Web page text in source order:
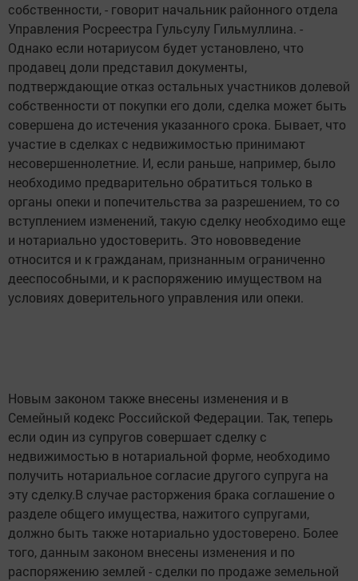
собственности, - говорит начальник районного отдела
Управления Росреестра Гульсулу Гильмуллина. -
Однако если нотариусом будет установлено, что
продавец доли представил документы,
подтверждающие отказ остальных участников долевой
собственности от покупки его доли, сделка может быть
совершена до истечения указанного срока. Бывает, что
участие в сделках с недвижимостью принимают
несовершеннолетние. И, если раньше, например, было
необходимо предварительно обратиться только в
органы опеки и попечительства за разрешением, то со
вступлением изменений, такую сделку необходимо еще
и нотариально удостоверить. Это нововведение
относится и к гражданам, признанным ограниченно
дееспособными, и к распоряжению имуществом на
условиях доверительного управления или опеки.
Новым законом также внесены изменения и в
Семейный кодекс Российской Федерации. Так, теперь
если один из супругов совершает сделку с
недвижимостью в нотариальной форме, необходимо
получить нотариальное согласие другого супруга на
эту сделку.В случае расторжения брака соглашение о
разделе общего имущества, нажитого супругами,
должно быть также нотариально удостоверено. Более
того, данным законом внесены изменения и по
распоряжению землей - сделки по продаже земельной